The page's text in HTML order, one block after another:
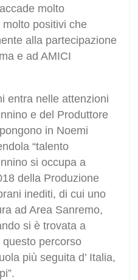
molto
positivi che
alla partecipazione
e ad AMICI
entra nelle attenzioni
e del Produttore
in Noemi
“talento
si occupa a
della Produzione
inediti, di cui uno
ad Area Sanremo,
si è trovata a
percorso
più seguita d’ Italia,